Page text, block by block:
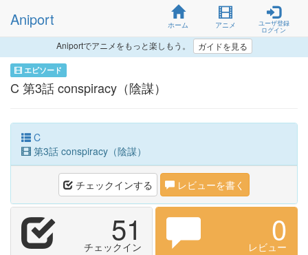
Aniport ホーム アニメ
ユーザ登録
ログイン
Aniportでアニメをもっと楽しもう。 ガイドを見る
エピソード
C 第3話 conspiracy（陰謀）
C
第3話 conspiracy（陰謀）
チェックインする レビューを書く
51
チェックイン 0
レビュー